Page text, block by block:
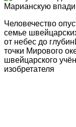
Человечество
семье
от небес до
точки Мирового
швейцарского
изобретателя